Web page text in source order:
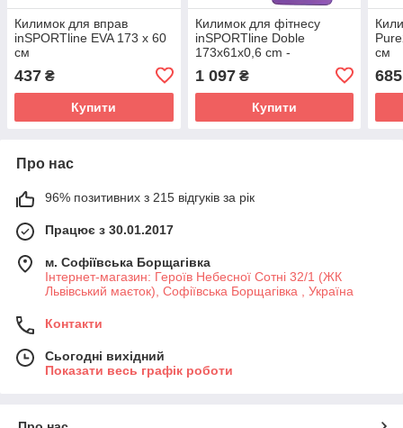
Килимок для вправ
inSPORTline EVA 173 x 60
см
437 ₴
Купити
Килимок для фітнесу
inSPORTline Doble
173x61x0,6 cm -
1 097₴
Купити
см
685
Про нас
96% позитивних з 215 відгуків за рік
Працює з 30.01.2017
м. Софіївська Борщагівка
Інтернет-магазин: Героїв Небесної Сотні 32/1 (ЖК
Львівський маєток), Софіївська Борщагівка , Україна
Контакти
Сьогодні вихідний
Показати весь графік роботи